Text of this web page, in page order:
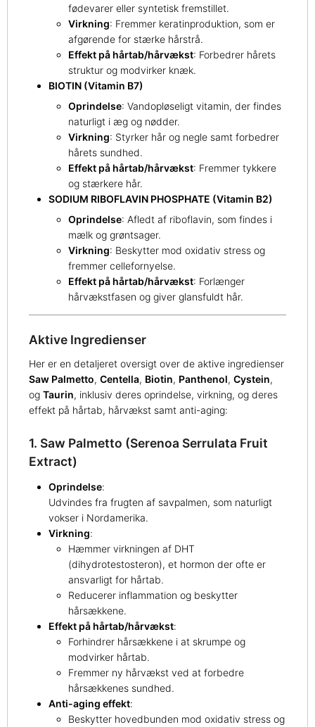
fødevarer eller syntetisk fremstillet.
Virkning: Fremmer keratinproduktion, som er
afgørende for stærke hårstrå.
Effekt på hårtab/hårvækst: Forbedrer hårets
struktur og modvirker knæk.
BIOTIN (Vitamin B7)
Oprindelse: Vandopløseligt vitamin, der findes
naturligt i æg og nødder.
Virkning: Styrker hår og negle samt forbedrer
hårets sundhed.
Effekt på hårtab/hårvækst: Fremmer tykkere
og stærkere hår.
SODIUM RIBOFLAVIN PHOSPHATE (Vitamin B2)
Oprindelse: Afledt af riboflavin, som findes i
mælk og grøntsager.
Virkning: Beskytter mod oxidativ stress og
fremmer cellefornyelse.
Effekt på hårtab/hårvækst: Forlænger
hårvækstfasen og giver glansfuldt hår.
Aktive Ingredienser
Her er en detaljeret oversigt over de aktive ingredienser
Saw Palmetto, Centella, Biotin, Panthenol, Cystein,
og Taurin, inklusiv deres oprindelse, virkning, og deres
effekt på hårtab, hårvækst samt anti-aging:
1. Saw Palmetto (Serenoa Serrulata Fruit
Extract)
Oprindelse:
Udvindes fra frugten af savpalmen, som naturligt
vokser i Nordamerika.
Virkning:
Hæmmer virkningen af DHT
(dihydrotestosteron), et hormon der ofte er
ansvarligt for hårtab.
Reducerer inflammation og beskytter
hårsækkene.
Effekt på hårtab/hårvækst:
Forhindrer hårsækkene i at skrumpe og
modvirker hårtab.
Fremmer ny hårvækst ved at forbedre
hårsækkenes sundhed.
Anti-aging effekt:
Beskytter hovedbunden mod oxidativ stress og